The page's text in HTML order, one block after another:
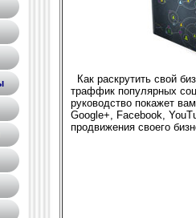
Как раскрутить свой
траффик популярных
руководство покажет
Google+, Facebook,
продвижения своего